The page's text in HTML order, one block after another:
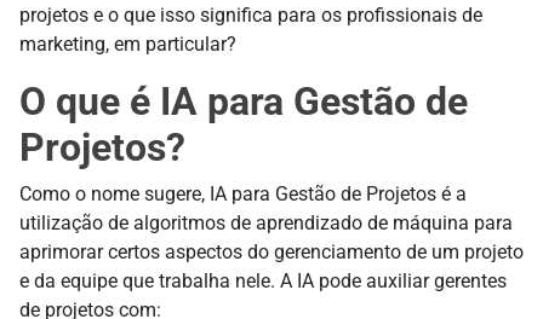
projetos e o que isso significa para os profissionais de
marketing, em particular?
O que é IA para Gestão de
Projetos?
Como o nome sugere, IA para Gestão de Projetos é a
utilização de algoritmos de aprendizado de máquina para
aprimorar certos aspectos do gerenciamento de um projeto
e da equipe que trabalha nele. A IA pode auxiliar gerentes
de projetos com: